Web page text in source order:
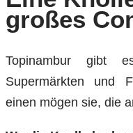
großes
Topinambur gibt
Supermärkten und
einen mögen sie, die